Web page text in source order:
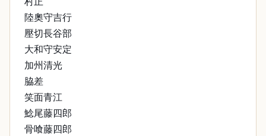
陸奧守吉行
壓切長谷部
大和守安定
加州清光
脇差
笑面青江
鯰尾藤四郎
骨喰藤四郎